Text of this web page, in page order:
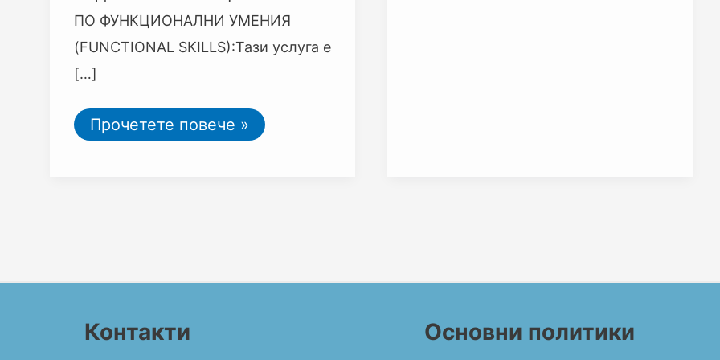
ПО ФУНКЦИОНАЛНИ УМЕНИЯ
(FUNCTIONAL SKILLS):Тази услуга е
[…]
Прочетете повече »
Контакти Основни политики